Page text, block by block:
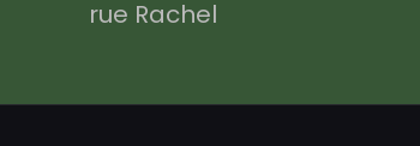
rue Rachel